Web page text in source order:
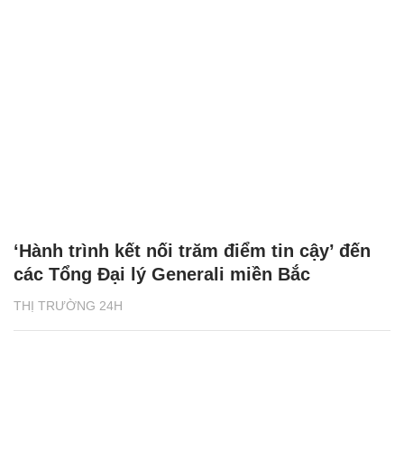
THỊ TRƯỜNG 24H
‘Hành trình kết nối trăm điểm tin cậy’ đến
các Tổng Đại lý Generali miền Bắc